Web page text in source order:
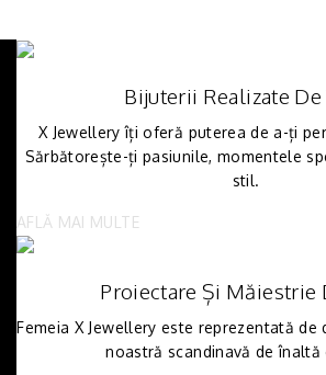
Bijuterii Realizate De
X Jewellery îți oferă puterea de a-ți
Sărbătorește-ți pasiunile, momentele
stil.
AFLĂ MAI MULTE
Proiectare Și Măiestrie
Femeia X Jewellery este reprezentată de
noastră scandinavă de înaltă